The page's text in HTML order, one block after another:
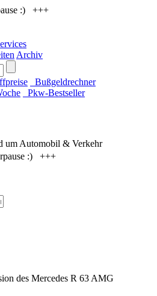
:) +++
Archiv
Bußgeldrechner
Pkw-Bestseller
um Automobil & Verkehr
:) +++
des Mercedes R 63 AMG